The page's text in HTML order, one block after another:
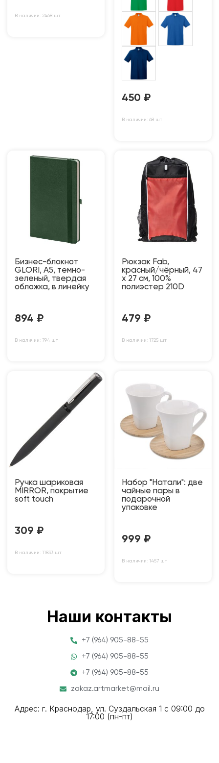
В наличии: 2468 шт
450 ₽
В наличии: 68 шт
Бизнес-блокнот
GLORI, A5, темно-
зеленый, твердая
обложка, в линейку
894 ₽
В наличии: 794 шт
Рюкзак Fab,
красный/чёрный, 47
x 27 см, 100%
полиэстер 210D
479 ₽
В наличии: 1725 шт
Ручка шариковая
MIRROR, покрытие
soft touch
309 ₽
В наличии: 11833 шт
Набор "Натали": две
чайные пары в
подарочной
упаковке
999 ₽
В наличии: 1457 шт
Наши контакты
+7 (964) 905-88-55
+7 (964) 905-88-55
+7 (964) 905-88-55
zakaz.artmarket@mail.ru
Адрес: г. Краснодар, ул. Суздальская 1 с 09:00 до
17:00 (пн-пт)